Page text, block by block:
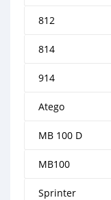
812
814
914
Atego
MB 100 D
MB100
Sprinter